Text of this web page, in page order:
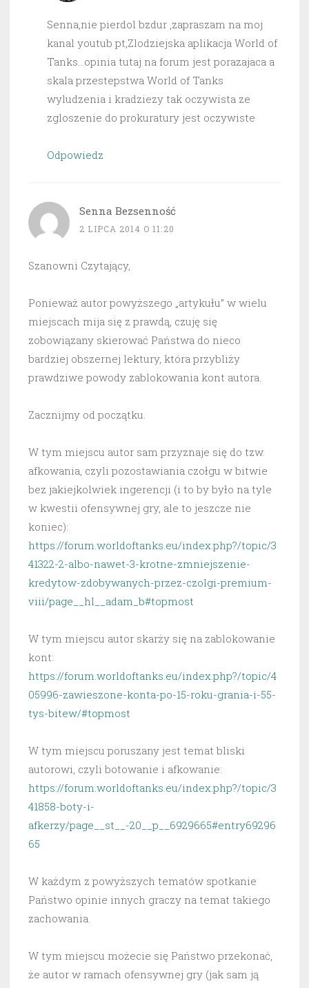
Senna,nie pierdol bzdur ,zapraszam na moj
kanal youtub pt,Zlodziejska aplikacja World of
Tanks…opinia tutaj na forum jest porazajaca a
skala przestepstwa World of Tanks
wyludzenia i kradziezy tak oczywista ze
zgloszenie do prokuratury jest oczywiste
Odpowiedz
Senna Bezsenność
2 LIPCA 2014 O 11:20
Szanowni Czytający,
Ponieważ autor powyższego „artykułu” w wielu
miejscach mija się z prawdą, czuję się
zobowiązany skierować Państwa do nieco
bardziej obszernej lektury, która przybliży
prawdziwe powody zablokowania kont autora.
Zacznijmy od początku.
W tym miejscu autor sam przyznaje się do tzw.
afkowania, czyli pozostawiania czołgu w bitwie
bez jakiejkolwiek ingerencji (i to by było na tyle
w kwestii ofensywnej gry, ale to jeszcze nie
koniec):
https://forum.worldoftanks.eu/index.php?/topic/3
41322-2-albo-nawet-3-krotne-zmniejszenie-
kredytow-zdobywanych-przez-czolgi-premium-
viii/page__hl__adam_b#topmost
W tym miejscu autor skarży się na zablokowanie
kont:
https://forum.worldoftanks.eu/index.php?/topic/4
05996-zawieszone-konta-po-15-roku-grania-i-55-
tys-bitew/#topmost
W tym miejscu poruszany jest temat bliski
autorowi, czyli botowanie i afkowanie:
https://forum.worldoftanks.eu/index.php?/topic/3
41858-boty-i-
afkerzy/page__st__-20__p__6929665#entry69296
65
W każdym z powyższych tematów spotkanie
Państwo opinie innych graczy na temat takiego
zachowania.
W tym miejscu możecie się Państwo przekonać,
że autor w ramach ofensywnej gry (jak sam ją